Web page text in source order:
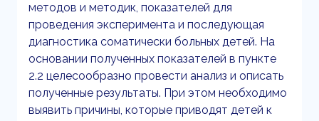
методов и методик, показателей для
проведения эксперимента и последующая
диагностика соматически больных детей. На
основании полученных показателей в пункте
2.2 целесообразно провести анализ и описать
полученные результаты. При этом необходимо
выявить причины, которые приводят детей к